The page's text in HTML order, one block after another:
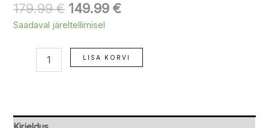
179.99€ 149.99€
Saadaval järeltellimisel
LISA KORVI